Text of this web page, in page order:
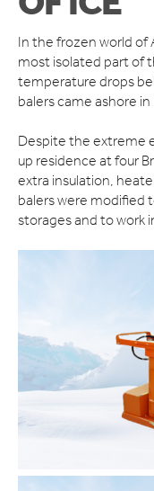
KONTAKTA OSS
In the frozen world of
most isolated part of
temperature drops
balers came ashore in
Despite the extreme
up residence at four
extra insulation,
balers were modified
storages and to work